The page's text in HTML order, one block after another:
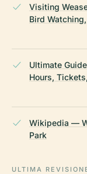
Visiting
Bird
Ultimate
Hours,
Wikipedia —
Park
ULTIMA